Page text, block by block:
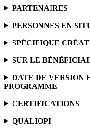
PARTENAIRES
PERSONNES EN
SPÉCIFIQUE
SUR LE
DATE DE VERSION
PROGRAMME
CERTIFICATIONS
QUALIOPI